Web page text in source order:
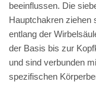
beeinflussen. Die
Hauptchakren ziehen
entlang der
der Basis bis zur
und sind verbunden
spezifischen